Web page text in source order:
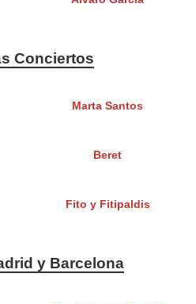
Conciertos
Marta Santos
Beret
Fito y Fitipaldis
y Barcelona